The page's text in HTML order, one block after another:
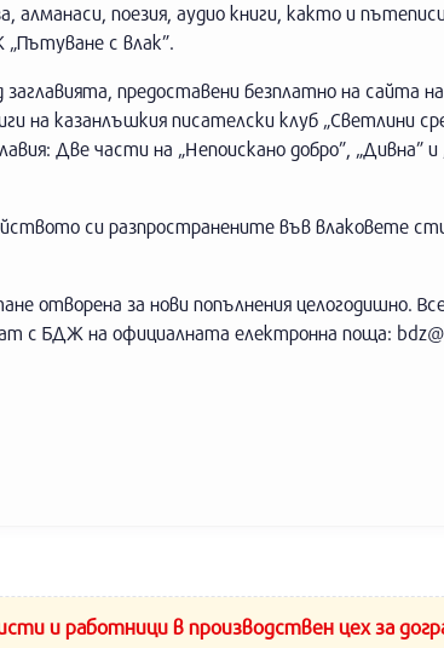
алманаси, поезия, аудио книги, както и
с влак”.
заглавията, предоставени безплатно на сайта
на казанлъшкия писателски клуб „Светлини
Две части на „Непоискано добро”, „Дивна”
си разпространените във влаковете
отворена за нови попълнения целогодишно.
с БДЖ на официалната електронна поща:
и работници в производствен цех за